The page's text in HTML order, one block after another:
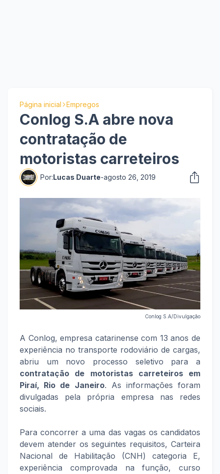
Página inicial Empregos
Conlog S.A abre nova
contratação de
motoristas carreteiros
Por:Lucas Duarte-agosto 26, 2019
Conlog S.A/Divulgação
A Conlog, empresa catarinense com 13 anos de
experiência no transporte rodoviário de cargas,
abriu um novo processo seletivo para a
contratação de motoristas carreteiros em
Piraí, Rio de Janeiro. As informações foram
divulgadas pela própria empresa nas redes
sociais.
Para concorrer a uma das vagas os candidatos
devem atender os seguintes requisitos, Carteira
Nacional de Habilitação (CNH) categoria E,
experiência comprovada na função, curso